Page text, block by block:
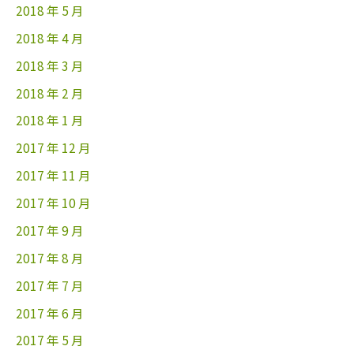
2018 年 5 月
2018 年 4 月
2018 年 3 月
2018 年 2 月
2018 年 1 月
2017 年 12 月
2017 年 11 月
2017 年 10 月
2017 年 9 月
2017 年 8 月
2017 年 7 月
2017 年 6 月
2017 年 5 月